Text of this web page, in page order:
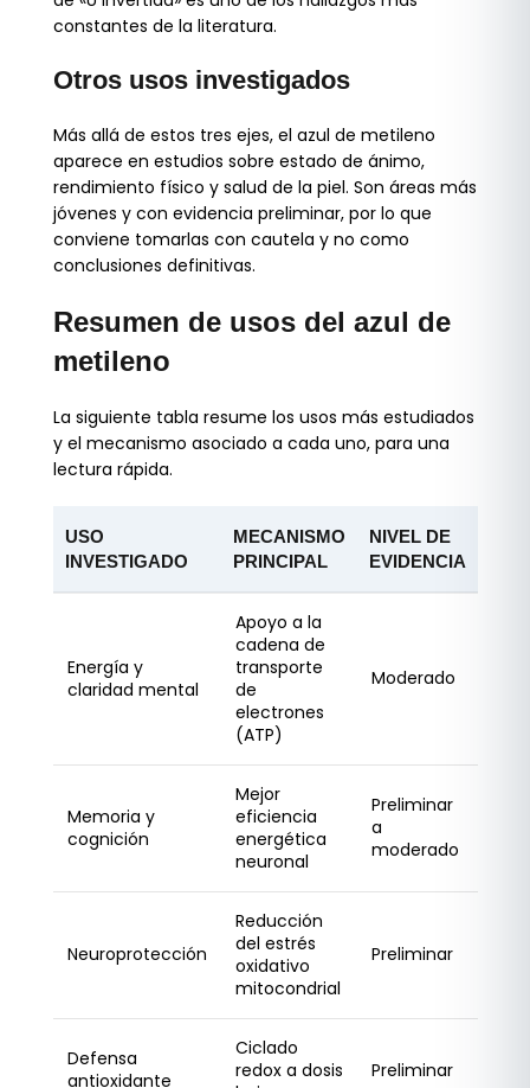
constantes de la literatura.
Otros usos investigados
Más allá de estos tres ejes, el azul de metileno
aparece en estudios sobre estado de ánimo,
rendimiento físico y salud de la piel. Son áreas más
jóvenes y con evidencia preliminar, por lo que
conviene tomarlas con cautela y no como
conclusiones definitivas.
Resumen de usos del azul de
metileno
La siguiente tabla resume los usos más estudiados
y el mecanismo asociado a cada uno, para una
lectura rápida.
USO
INVESTIGADO
MECANISMO
PRINCIPAL
NIVEL DE
EVIDENCIA
Energía y
claridad mental
Apoyo a la
cadena de
transporte
de
electrones
(ATP)
Moderado
Memoria y
cognición
Mejor
eficiencia
energética
neuronal
Preliminar
a
moderado
Neuroprotección
Reducción
del estrés
oxidativo
mitocondrial
Preliminar
Defensa
antioxidante
Ciclado
redox a dosis
Preliminar